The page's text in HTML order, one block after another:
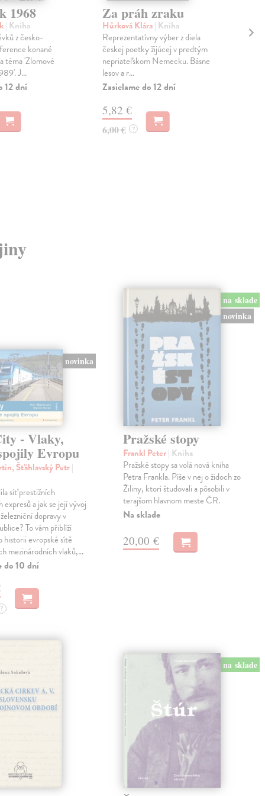
1968
| Kniha
z česko-
konané
téma 'Zlomové
J...
12 dní
Za práh zraku
Hůrková Klára| Kniha
Reprezentatívny výber z diela
českej poetky žijúcej v predtým
nepriateľskom Nemecku. Básne
lesov a r...
Zasielame do 12 dní
5,82 €
6,00 € ?
novinka
- Vlaky,
Evropu
Šťáhlavský Petr|
síť prestižních
expresů a jak se její vývoj
dopravy v
To vám přiblíží
historii evropské sítě
mezinárodních vlaků,…
do 10 dní
?
na sklade
novinka
Pražské stopy
Frankl Peter| Kniha
Pražské stopy sa volá nová kniha
Petra Frankla. Píše v nej o židoch zo
Žiliny, ktorí študovali a pôsobili v
terajšom hlavnom meste ČR.
Na sklade
20,00 €
na sklade